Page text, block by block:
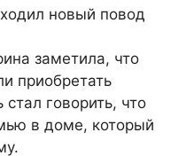
новый повод
заметила, что
приобретать
говорить, что
в доме, который